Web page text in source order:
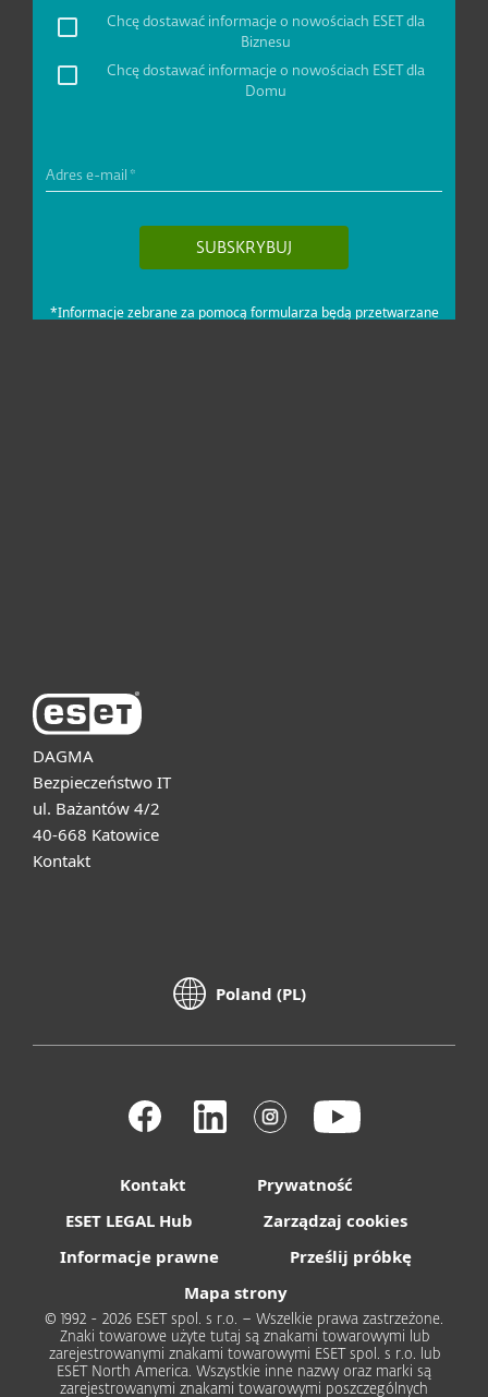
DAGMA
Bezpieczeństwo IT
ul. Bażantów 4/2
40-668 Katowice
Kontakt
Poland (PL)
Kontakt
Prywatność
ESET LEGAL Hub
Zarządzaj cookies
Informacje prawne
Prześlij próbkę
Mapa strony
© 1992 - 2026 ESET spol. s r.o. – Wszelkie prawa zastrzeżone.
Znaki towarowe użyte tutaj są znakami towarowymi lub
zarejestrowanymi znakami towarowymi ESET spol. s r.o. lub
ESET North America. Wszystkie inne nazwy oraz marki są
zarejestrowanymi znakami towarowymi poszczególnych